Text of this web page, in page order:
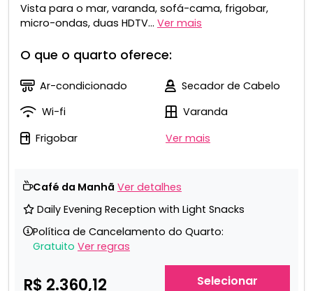
Vista para o mar, varanda, sofá-cama, frigobar,
micro-ondas, duas HDTV... Ver mais
O que o quarto oferece:
Ar-condicionado
Secador de Cabelo
Wi-fi
Varanda
Frigobar
Ver mais
Café da Manhã Ver detalhes
Daily Evening Reception with Light Snacks
Política de Cancelamento do Quarto:
Gratuito Ver regras
R$ 2.360,12 Selecionar